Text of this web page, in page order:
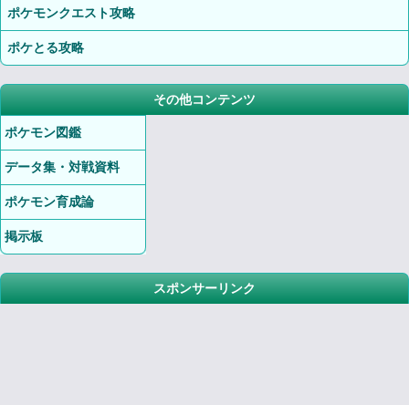
ポケモンクエスト攻略
ポケとる攻略
その他コンテンツ
ポケモン図鑑
データ集・対戦資料
ポケモン育成論
掲示板
スポンサーリンク